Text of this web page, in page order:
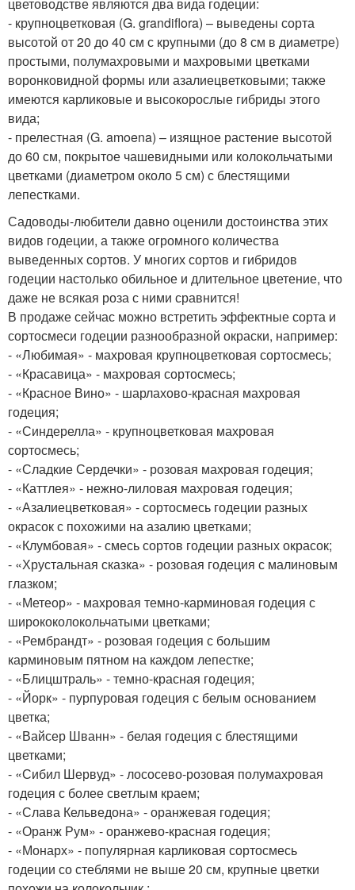
- крупноцветковая (G. grandiflora) – выведены сорта
высотой от 20 до 40 см с крупными (до 8 см в диаметре)
простыми, полумахровыми и махровыми цветками
воронковидной формы или азалиецветковыми; также
имеются карликовые и высокорослые гибриды этого
вида;
- прелестная (G. amoena) – изящное растение высотой
до 60 см, покрытое чашевидными или колокольчатыми
цветками (диаметром около 5 см) с блестящими
лепестками.
Садоводы-любители давно оценили достоинства этих
видов годеции, а также огромного количества
выведенных сортов. У многих сортов и гибридов
годеции настолько обильное и длительное цветение, что
даже не всякая роза с ними сравнится!
В продаже сейчас можно встретить эффектные сорта и
сортосмеси годеции разнообразной окраски, например:
- «Любимая» - махровая крупноцветковая сортосмесь;
- «Красавица» - махровая сортосмесь;
- «Красное Вино» - шарлахово-красная махровая
годеция;
- «Синдерелла» - крупноцветковая махровая
сортосмесь;
- «Сладкие Сердечки» - розовая махровая годеция;
- «Каттлея» - нежно-лиловая махровая годеция;
- «Азалиецветковая» - сортосмесь годеции разных
окрасок с похожими на азалию цветками;
- «Клумбовая» - смесь сортов годеции разных окрасок;
- «Хрустальная сказка» - розовая годеция с малиновым
глазком;
- «Метеор» - махровая темно-карминовая годеция с
ширококолокольчатыми цветками;
- «Рембрандт» - розовая годеция с большим
карминовым пятном на каждом лепестке;
- «Блицштраль» - темно-красная годеция;
- «Йорк» - пурпуровая годеция с белым основанием
цветка;
- «Вайсер Шванн» - белая годеция с блестящими
цветками;
- «Сибил Шервуд» - лососево-розовая полумахровая
годеция с более светлым краем;
- «Слава Кельведона» - оранжевая годеция;
- «Оранж Рум» - оранжево-красная годеция;
- «Монарх» - популярная карликовая сортосмесь
годеции со стеблями не выше 20 см, крупные цветки